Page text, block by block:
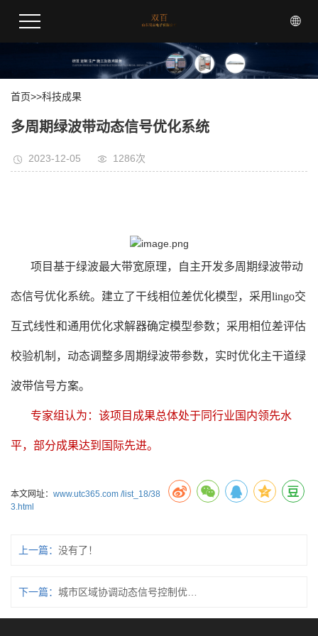
首页>>科技成果
多周期绿波带动态信号优化系统
2023-12-05 1286次
项目基于绿波最大带宽原理，自主开发多周期绿波带动
态信号优化系统。建立了干线相位差优化模型，采用lingo交
互式线性和通用优化求解器确定模型参数；采用相位差评估
校验机制，动态调整多周期绿波带参数，实时优化主干道绿
波带信号方案。
专家组认为：该项目成果总体处于同行业国内领先水
平，部分成果达到国际先进。
本文网址： www.utc365.com /list_18/38
3.html
上一篇： 没有了！
下一篇：